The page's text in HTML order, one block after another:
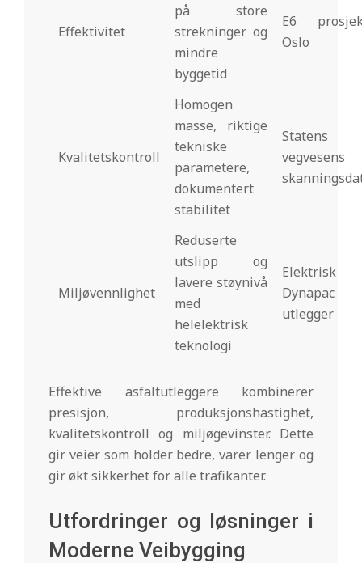
Effektivitet
på store
strekninger og
mindre
byggetid
E6
Oslo
Kvalitetskontroll
Homogen
masse, riktige
tekniske
parametere,
dokumentert
stabilitet
Statens
vegvesens
Miljøvennlighet
Reduserte
utslipp og
lavere støynivå
med
helelektrisk
teknologi
Elektrisk
Dynapac
utlegger
Effektive asfaltutleggere kombinerer
presisjon, produksjonshastighet,
kvalitetskontroll og miljøgevinster. Dette
gir veier som holder bedre, varer lenger og
gir økt sikkerhet for alle trafikanter.
Utfordringer og løsninger i
Moderne Veibygging